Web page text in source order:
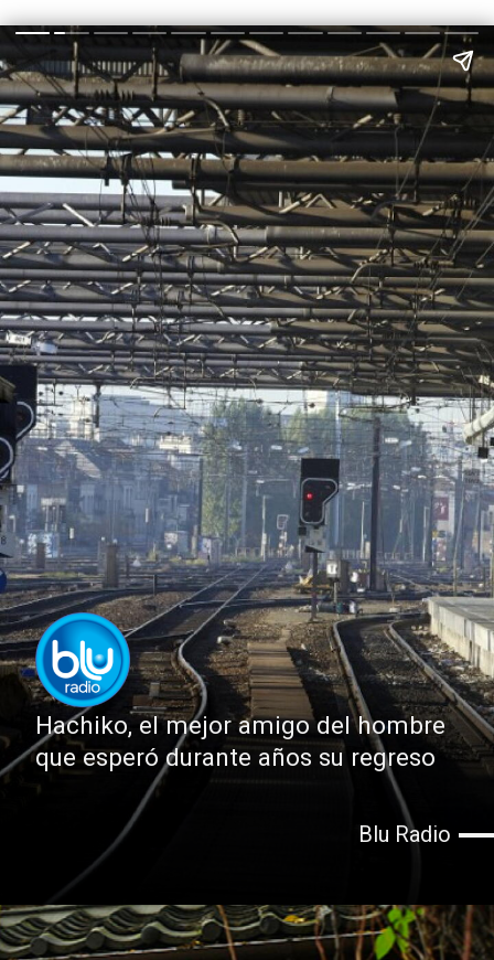
Hachiko, el mejor amigo del hombre
que esperó durante años su regreso
Blu Radio